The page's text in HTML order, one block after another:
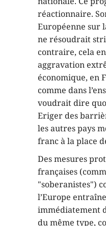
réactionnaire.
Européenne sur
ne résoudrait
contraire, cela
aggravation
économique, en
comme dans
voudrait dire
Eriger des
les autres pays
franc à la place
Des mesures
françaises
"soberanistes")
l’Europe
immédiatement
du même type,